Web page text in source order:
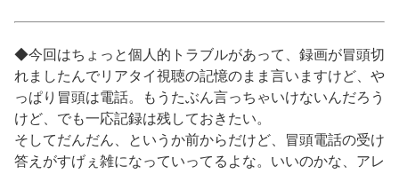
◆今回はちょっと個人的トラブルがあって、録画が冒頭切
れましたんでリアタイ視聴の記憶のまま言いますけど、や
っぱり冒頭は電話。もうたぶん言っちゃいけないんだろう
けど、でも一応記録は残しておきたい。
そしてだんだん、というか前からだけど、冒頭電話の受け
答えがすげぇ雑になっていってるよな。いいのかな、アレ